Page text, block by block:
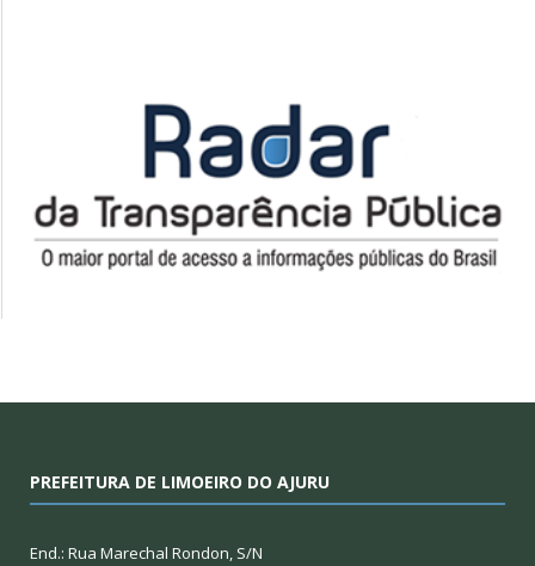
PREFEITURA DE LIMOEIRO DO AJURU
End.: Rua Marechal Rondon, S/N